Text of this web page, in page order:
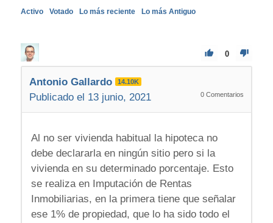
Activo Votado Lo más reciente Lo más Antiguo
0
Antonio Gallardo 14.10K
Publicado el 13 junio, 2021 0 Comentarios
Al no ser vivienda habitual la hipoteca no
debe declararla en ningún sitio pero si la
vivienda en su determinado porcentaje. Esto
se realiza en Imputación de Rentas
Inmobiliarias, en la primera tiene que señalar
ese 1% de propiedad, que lo ha sido todo el